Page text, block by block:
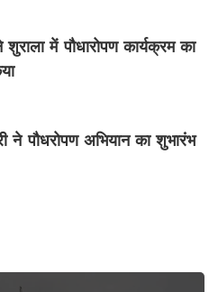
शुराला में पौधारोपण कार्यक्रम का
ने पौधरोपण अभियान का शुभारंभ